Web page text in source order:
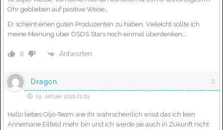
Ohr geblieben auf positive Weise…
Er scheint einen guten Produzenten zu haben. Vieleicht sollte ich
meine Meinung über DSDS Stars noch einmal überdenken….
0 Antworten
Dragon
15. Januar 2010 21:03
Hallo liebes Oljo-Team wie ihr wahrscheinlich wisst das ich kein
Annemarie Eilfeld mehr bin und ich werde sie auch in Zukunft nicht